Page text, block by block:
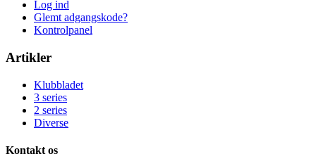
Log ind
Glemt adgangskode?
Kontrolpanel
Artikler
Klubbladet
3 series
2 series
Diverse
Kontakt os